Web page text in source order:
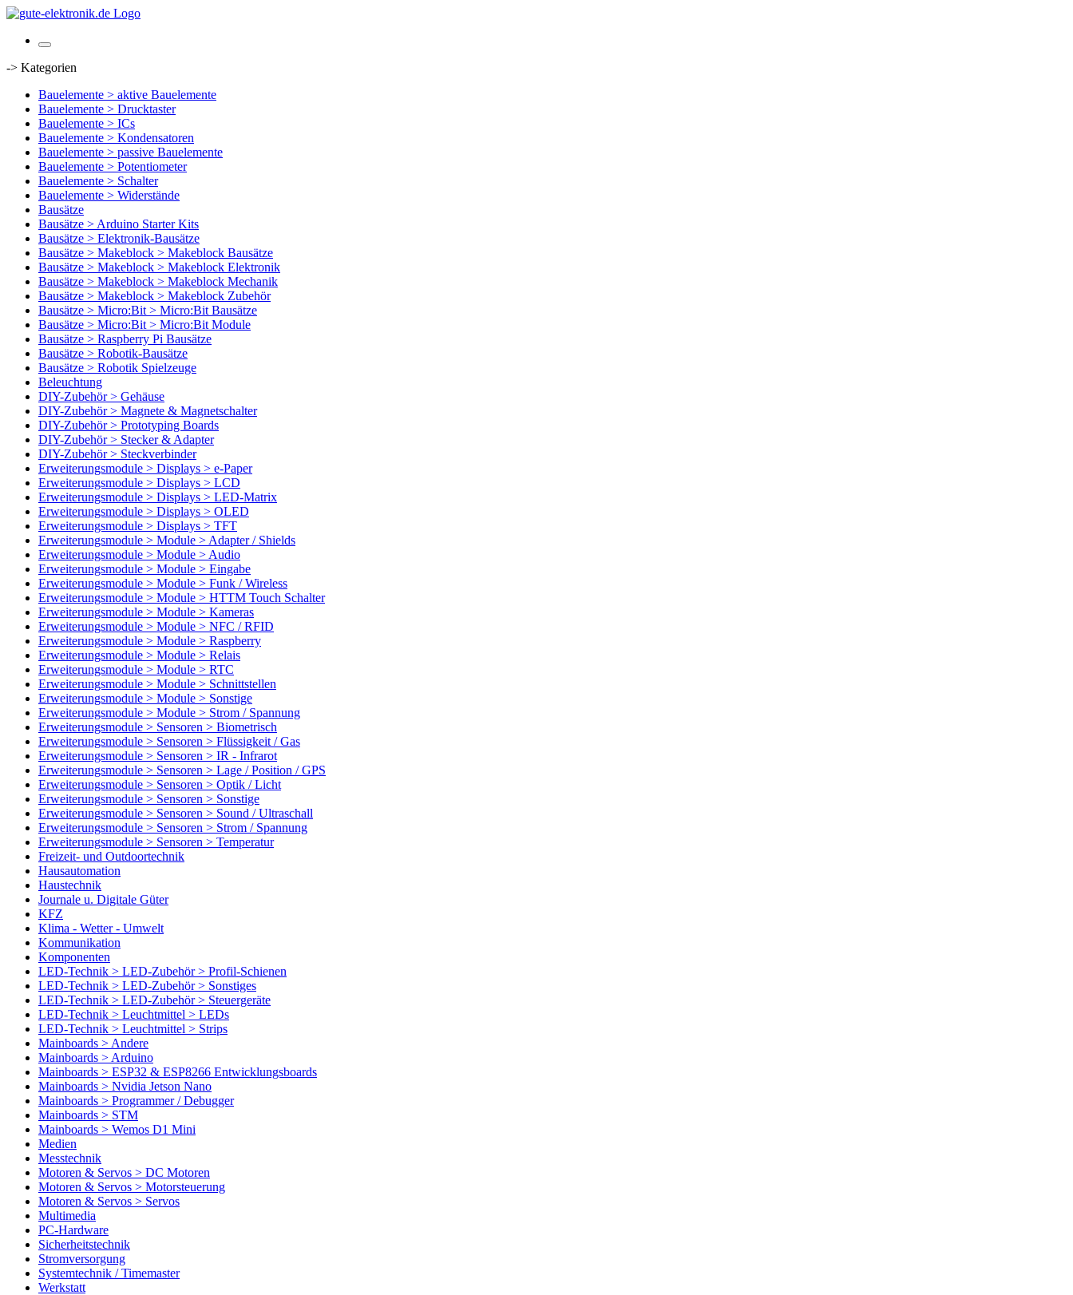
-> Kategorien
Bauelemente > aktive Bauelemente
Bauelemente > Drucktaster
Bauelemente > ICs
Bauelemente > Kondensatoren
Bauelemente > passive Bauelemente
Bauelemente > Potentiometer
Bauelemente > Schalter
Bauelemente > Widerstände
Bausätze
Bausätze > Arduino Starter Kits
Bausätze > Elektronik-Bausätze
Bausätze > Makeblock > Makeblock Bausätze
Bausätze > Makeblock > Makeblock Elektronik
Bausätze > Makeblock > Makeblock Mechanik
Bausätze > Makeblock > Makeblock Zubehör
Bausätze > Micro:Bit > Micro:Bit Bausätze
Bausätze > Micro:Bit > Micro:Bit Module
Bausätze > Raspberry Pi Bausätze
Bausätze > Robotik-Bausätze
Bausätze > Robotik Spielzeuge
Beleuchtung
DIY-Zubehör > Gehäuse
DIY-Zubehör > Magnete & Magnetschalter
DIY-Zubehör > Prototyping Boards
DIY-Zubehör > Stecker & Adapter
DIY-Zubehör > Steckverbinder
Erweiterungsmodule > Displays > e-Paper
Erweiterungsmodule > Displays > LCD
Erweiterungsmodule > Displays > LED-Matrix
Erweiterungsmodule > Displays > OLED
Erweiterungsmodule > Displays > TFT
Erweiterungsmodule > Module > Adapter / Shields
Erweiterungsmodule > Module > Audio
Erweiterungsmodule > Module > Eingabe
Erweiterungsmodule > Module > Funk / Wireless
Erweiterungsmodule > Module > HTTM Touch Schalter
Erweiterungsmodule > Module > Kameras
Erweiterungsmodule > Module > NFC / RFID
Erweiterungsmodule > Module > Raspberry
Erweiterungsmodule > Module > Relais
Erweiterungsmodule > Module > RTC
Erweiterungsmodule > Module > Schnittstellen
Erweiterungsmodule > Module > Sonstige
Erweiterungsmodule > Module > Strom / Spannung
Erweiterungsmodule > Sensoren > Biometrisch
Erweiterungsmodule > Sensoren > Flüssigkeit / Gas
Erweiterungsmodule > Sensoren > IR - Infrarot
Erweiterungsmodule > Sensoren > Lage / Position / GPS
Erweiterungsmodule > Sensoren > Optik / Licht
Erweiterungsmodule > Sensoren > Sonstige
Erweiterungsmodule > Sensoren > Sound / Ultraschall
Erweiterungsmodule > Sensoren > Strom / Spannung
Erweiterungsmodule > Sensoren > Temperatur
Freizeit- und Outdoortechnik
Hausautomation
Haustechnik
Journale u. Digitale Güter
KFZ
Klima - Wetter - Umwelt
Kommunikation
Komponenten
LED-Technik > LED-Zubehör > Profil-Schienen
LED-Technik > LED-Zubehör > Sonstiges
LED-Technik > LED-Zubehör > Steuergeräte
LED-Technik > Leuchtmittel > LEDs
LED-Technik > Leuchtmittel > Strips
Mainboards > Andere
Mainboards > Arduino
Mainboards > ESP32 & ESP8266 Entwicklungsboards
Mainboards > Nvidia Jetson Nano
Mainboards > Programmer / Debugger
Mainboards > STM
Mainboards > Wemos D1 Mini
Medien
Messtechnik
Motoren & Servos > DC Motoren
Motoren & Servos > Motorsteuerung
Motoren & Servos > Servos
Multimedia
PC-Hardware
Sicherheitstechnik
Stromversorgung
Systemtechnik / Timemaster
Werkstatt